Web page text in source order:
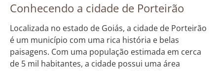
Conhecendo a cidade de Porteirão
Localizada no estado de Goiás, a cidade de Porteirão
é um município com uma rica história e belas
paisagens. Com uma população estimada em cerca
de 5 mil habitantes, a cidade possui uma área